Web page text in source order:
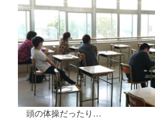
頭の体操だったり…